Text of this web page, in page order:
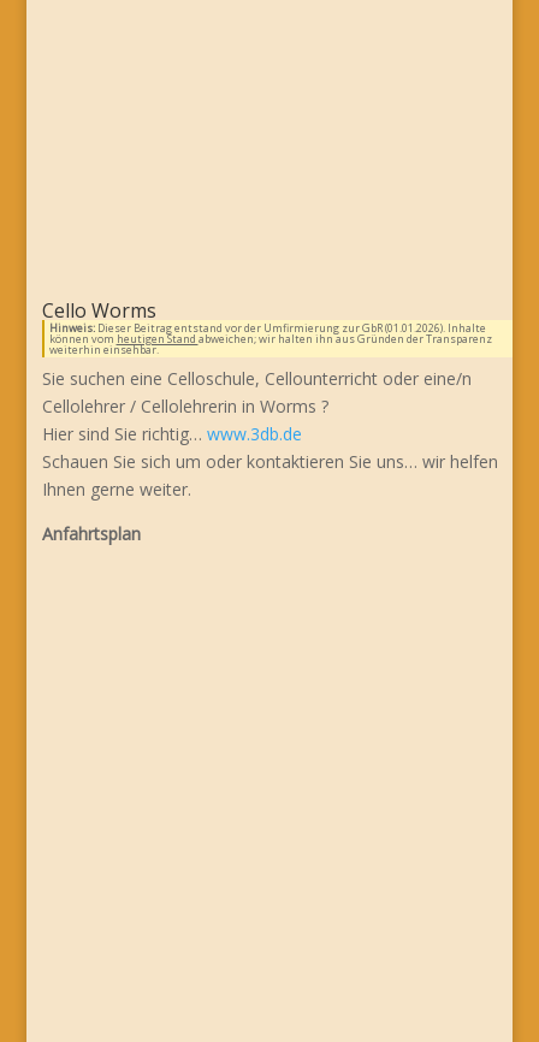
Cello Worms
Hinweis:Dieser Beitrag entstand vor der Umfirmierung zur GbR (01.01.2026). Inhalte
können vom heutigen Stand abweichen; wir halten ihn aus Gründen der Transparenz
weiterhin einsehbar.
Sie suchen eine Celloschule, Cellounterricht oder eine/n
Cellolehrer / Cellolehrerin in Worms ?
Hier sind Sie richtig… www.3db.de
Schauen Sie sich um oder kontaktieren Sie uns… wir helfen
Ihnen gerne weiter.
Anfahrtsplan